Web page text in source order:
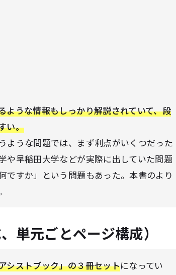
ような情報もしっかり解説されていて、段
い。
ような問題では、まず利点がいくつだった
や早稲田大学などが実際に出していた問題
ですか」という問題もあった。本書のより
単元ごとページ構成）
シストブック」の３冊セットになってい